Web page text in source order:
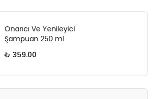
Onarıcı Ve Yenileyici
Şampuan 250 ml
₺ 359.00